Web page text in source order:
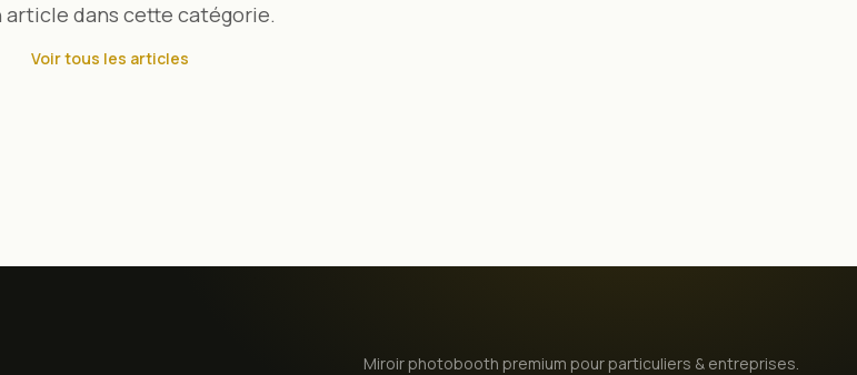
article dans cette catégorie.
Voir tous les articles
Miroir photobooth premium pour particuliers & entreprises.